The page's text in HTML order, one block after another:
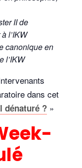
II de
l’IKW
canonique en
l’IKW
dans cet
dénaturé ? »